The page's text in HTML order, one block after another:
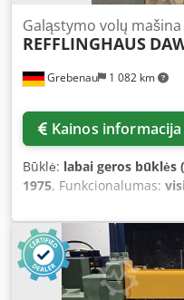
Grebenau 1 082 km
Galąstymo volų mašina
REFFLINGHAUS
Kainos informacija
Būklė: labai geros būklės
1975, Funkcionalumas:
diapazonas: 16 - 5,0 mm
Hpvjhof